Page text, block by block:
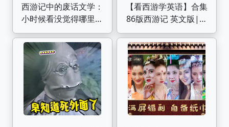
西游记中的废话文学：
小时候看没觉得哪里不
对啊
【看西游学英语】合集
86版西游记 英文版|英
语口语练习